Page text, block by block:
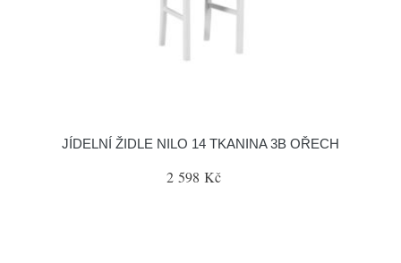
JÍDELNÍ ŽIDLE NILO 14 TKANINA 3B OŘECH
2 598 Kč